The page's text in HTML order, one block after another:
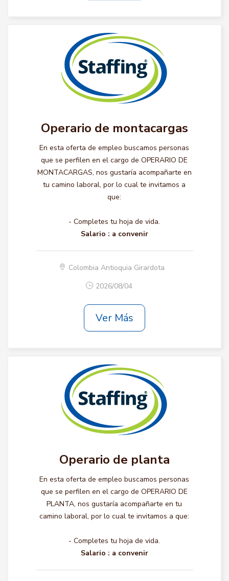
Operario de montacargas
En esta oferta de empleo buscamos personas
que se perfilen en el cargo de OPERARIO DE
MONTACARGAS, nos gustaría acompañarte en
tu camino laboral, por lo cual te invitamos a
que:
- Completes tu hoja de vida.
Salario : a convenir
Colombia Antioquia Girardota
2026/08/04
Ver Más
Operario de planta
En esta oferta de empleo buscamos personas
que se perfilen en el cargo de OPERARIO DE
PLANTA, nos gustaría acompañarte en tu
camino laboral, por lo cual te invitamos a que:
- Completes tu hoja de vida.
Salario : a convenir